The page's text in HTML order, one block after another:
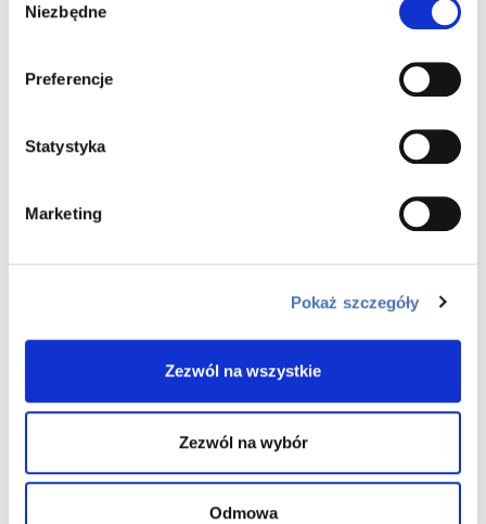
zgody
Niezbędne
Preferencje
Statystyka
Marketing
Pokaż szczegóły
Zezwól na wszystkie
Zezwól na wybór
Odmowa
Sprawdź nasze oferty
Niezawodny sposób na lokatę kapitału –
Skorzystaj z nowatorskiego dwupaku inwestycyjnego, aby
DOWIEDZ SIĘ WIĘCEJ